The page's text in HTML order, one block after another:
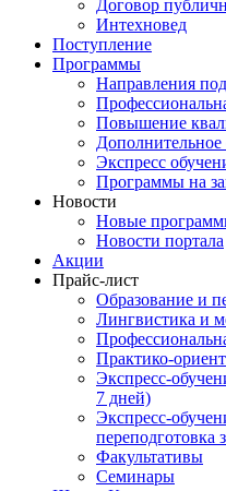
Договор
Интехновед
Поступление
Программы
Направления
Повышение
Дополнительное
Экспресс
Программы на
Новости
Новые
Новости портала
Акции
Прайс-лист
Образование и
Лингвистика и
Практико-
Экспресс-
7 дней)
Экспресс-
переподготовка
Факультативы
Семинары